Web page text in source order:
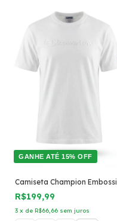
GANHE ATÉ 15% OFF
Camiseta Champion
R$199,99
3 x de R$66,66 sem juros